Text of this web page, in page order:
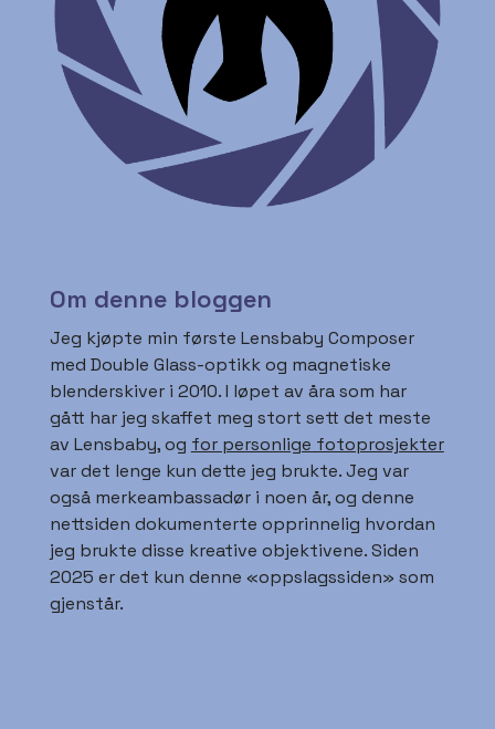
Om denne bloggen
Jeg kjøpte min første Lensbaby Composer
med Double Glass-optikk og magnetiske
blenderskiver i 2010. I løpet av åra som har
gått har jeg skaffet meg stort sett det meste
av Lensbaby, og for personlige fotoprosjekter
var det lenge kun dette jeg brukte. Jeg var
også merkeambassadør i noen år, og denne
nettsiden dokumenterte opprinnelig hvordan
jeg brukte disse kreative objektivene. Siden
2025 er det kun denne «oppslagssiden» som
gjenstår.